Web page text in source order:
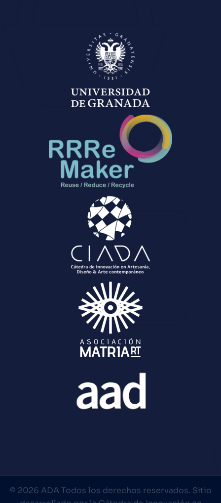
© 2026 ADA Todos los derechos reservados. Sitio